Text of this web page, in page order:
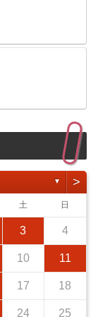
▼ >
土 日
3 4
10 11
17 18
24 25